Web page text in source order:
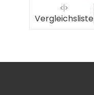
Vergleichsliste